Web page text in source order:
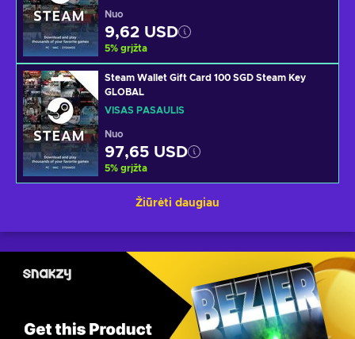
Nuo
9,62 USD
5% grįžta
Steam Wallet Gift Card 100 SGD Steam Key
GLOBAL
VISAS PASAULIS
Nuo
97,65 USD
5% grįžta
Žiūrėti daugiau